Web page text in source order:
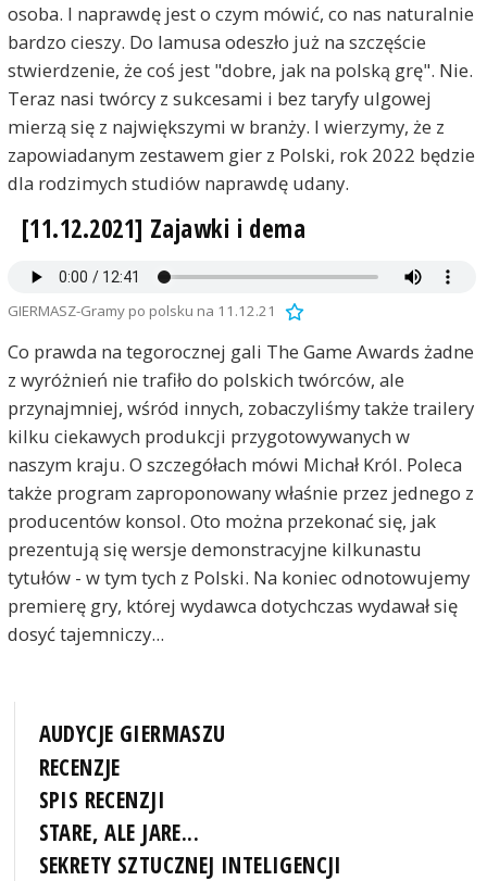
osoba. I naprawdę jest o czym mówić, co nas naturalnie
bardzo cieszy. Do lamusa odeszło już na szczęście
stwierdzenie, że coś jest "dobre, jak na polską grę". Nie.
Teraz nasi twórcy z sukcesami i bez taryfy ulgowej
mierzą się z największymi w branży. I wierzymy, że z
zapowiadanym zestawem gier z Polski, rok 2022 będzie
dla rodzimych studiów naprawdę udany.
[11.12.2021] Zajawki i dema
GIERMASZ-Gramy po polsku na 11.12.21
Co prawda na tegorocznej gali The Game Awards żadne
z wyróżnień nie trafiło do polskich twórców, ale
przynajmniej, wśród innych, zobaczyliśmy także trailery
kilku ciekawych produkcji przygotowywanych w
naszym kraju. O szczegółach mówi Michał Król. Poleca
także program zaproponowany właśnie przez jednego z
producentów konsol. Oto można przekonać się, jak
prezentują się wersje demonstracyjne kilkunastu
tytułów - w tym tych z Polski. Na koniec odnotowujemy
premierę gry, której wydawca dotychczas wydawał się
dosyć tajemniczy...
AUDYCJE GIERMASZU
RECENZJE
SPIS RECENZJI
STARE, ALE JARE...
SEKRETY SZTUCZNEJ INTELIGENCJI